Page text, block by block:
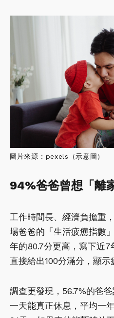
圖片來源：pexels（示意圖）
94%爸爸曾想「離
工作時間長、經濟負擔重
場爸爸的「生活疲憊指數
年的80.7分更高，寫下近7
直接給出100分滿分，顯示
調查更發現，56.7%的爸
一天能真正休息，平均一